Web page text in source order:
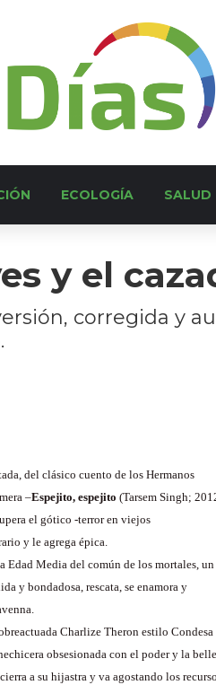
ECOLOGÍA SALUD
y el
corregida y
del clásico cuento de los Hermanos
–Espejito, espejito (Tarsem Singh;
el gótico -terror en viejos
y le agrega épica.
Edad Media del común de los mortales, un
y bondadosa, rescata, se enamora y
Charlize Theron estilo Condesa
obsesionada con el poder y la
a su hijastra y va agostando los